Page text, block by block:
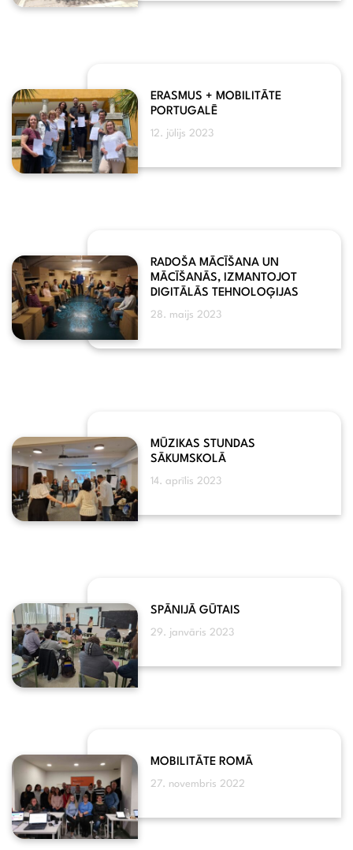
ERASMUS + MOBILITĀTE
PORTUGALĒ
12. jūlijs 2023
RADOŠA MĀCĪŠANA UN
MĀCĪŠANĀS, IZMANTOJOT
DIGITĀLĀS TEHNOLOĢIJAS
28. maijs 2023
MŪZIKAS STUNDAS
SĀKUMSKOLĀ
14. aprīlis 2023
SPĀNIJĀ GŪTAIS
29. janvāris 2023
MOBILITĀTE ROMĀ
27. novembris 2022